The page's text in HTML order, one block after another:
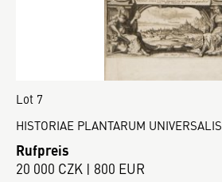
Lot 7
HISTORIAE PLANTARUM UNIVERSALIS
Rufpreis
20 000 CZK | 800 EUR